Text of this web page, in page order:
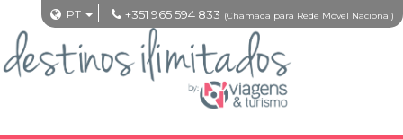
PT +351 965 594 833 (Chamada para Rede Móvel Nacional)